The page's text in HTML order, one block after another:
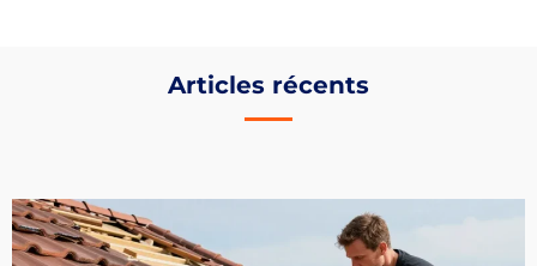
Articles récents